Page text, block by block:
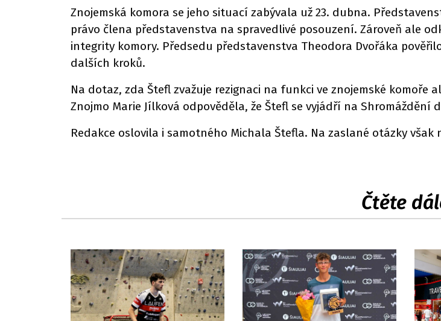
Znojemská komora se jeho situací zabývala už 23. dubna.
právo člena představenstva na spravedlivé posouzení. Zároveň ale
integrity komory. Předsedu představenstva Theodora Dvořáka
dalších kroků.
Na dotaz, zda Štefl zvažuje rezignaci na funkci ve znojemské komoře
Znojmo Marie Jílková odpověděla, že Štefl se vyjádří na Shromáždění
Redakce oslovila i samotného Michala Štefla. Na zaslané otázky však
Čtěte